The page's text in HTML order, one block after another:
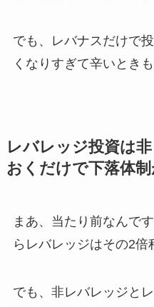
でも、レバナスだけで
くなりすぎて辛いとき
レバレッジ投資は
おくだけで下落体
まあ、 当たり前なんで
らレバレッジはその2倍
でも、 非レバレッジと